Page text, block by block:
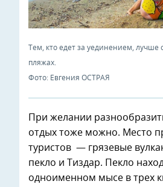
Тем, кто едет за уединением, лучше
пляжах.
Фото: Евгения ОСТРАЯ
При желании
отдых тоже можно. Место
туристов — грязевые
пекло и Тиздар. Пекло
одноименном мысе в трех